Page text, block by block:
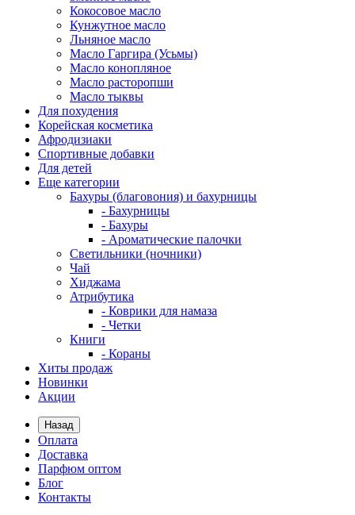
Кокосовое масло
Кунжутное масло
Льняное масло
Масло Гаргира (Усьмы)
Масло конопляное
Масло расторопши
Масло тыквы
Для похудения
Корейская косметика
Афродизиаки
Спортивные добавки
Для детей
Еще категории
Бахуры (благовония) и бахурницы
- Бахурницы
- Бахуры
- Ароматические палочки
Светильники (ночники)
Чай
Хиджама
Атрибутика
- Коврики для намаза
- Четки
Книги
- Кораны
Хиты продаж
Новинки
Акции
Назад
Оплата
Доставка
Парфюм оптом
Блог
Контакты